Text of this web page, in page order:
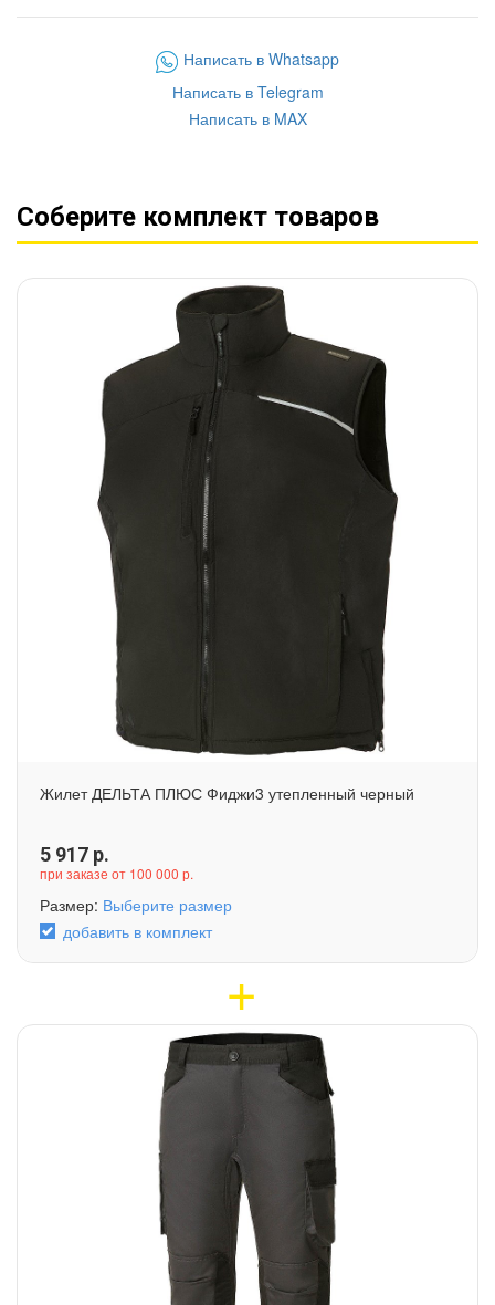
Написать в Whatsapp
Написать в Telegram
Написать в MAX
Соберите комплект товаров
Жилет ДЕЛЬТА ПЛЮС Фиджи3 утепленный черный
5 917 р.
при заказе от 100 000 р.
Размер: Выберите размер
добавить в комплект